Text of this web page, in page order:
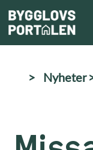
> Nyheter